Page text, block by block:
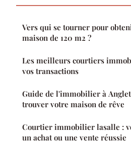
Vers qui se tourner pour
maison de 120 m2 ?
Les meilleurs courtiers
vos transactions
Guide de l'immobilier à
trouver votre maison de rêve
Courtier immobilier lasalle :
un achat ou une vente réussie